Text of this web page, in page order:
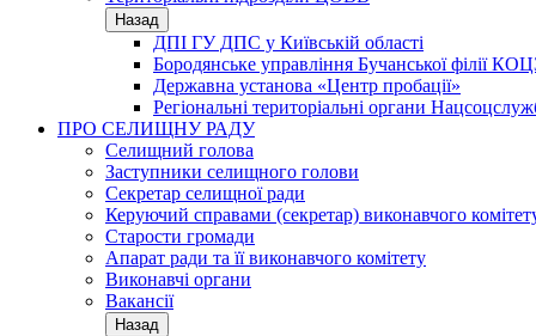
Назад
ДПІ ГУ ДПС у Київській області
Бородянське управління Бучанської філії
Державна установа «Центр пробації»
Регіональні територіальні органи
ПРО СЕЛИЩНУ РАДУ
Селищний голова
Заступники селищного голови
Секретар селищної ради
Керуючий справами (секретар) виконавчого
Старости громади
Апарат ради та її виконавчого комітету
Виконавчі органи
Вакансії
Назад